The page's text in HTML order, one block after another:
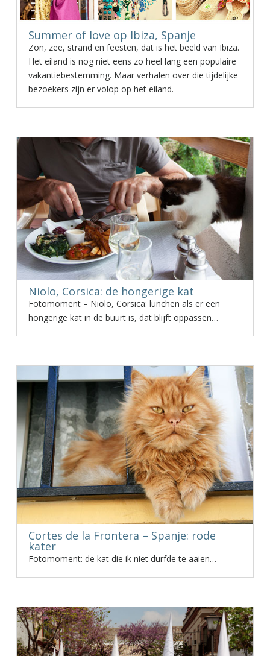
Summer of love op Ibiza, Spanje
Zon, zee, strand en feesten, dat is het beeld van Ibiza.
Het eiland is nog niet eens zo heel lang een populaire
vakantiebestemming. Maar verhalen over die tijdelijke
bezoekers zijn er volop op het eiland.
Niolo, Corsica: de hongerige kat
Fotomoment – Niolo, Corsica: lunchen als er een
hongerige kat in de buurt is, dat blijft oppassen…
Cortes de la Frontera – Spanje: rode
kater
Fotomoment: de kat die ik niet durfde te aaien…